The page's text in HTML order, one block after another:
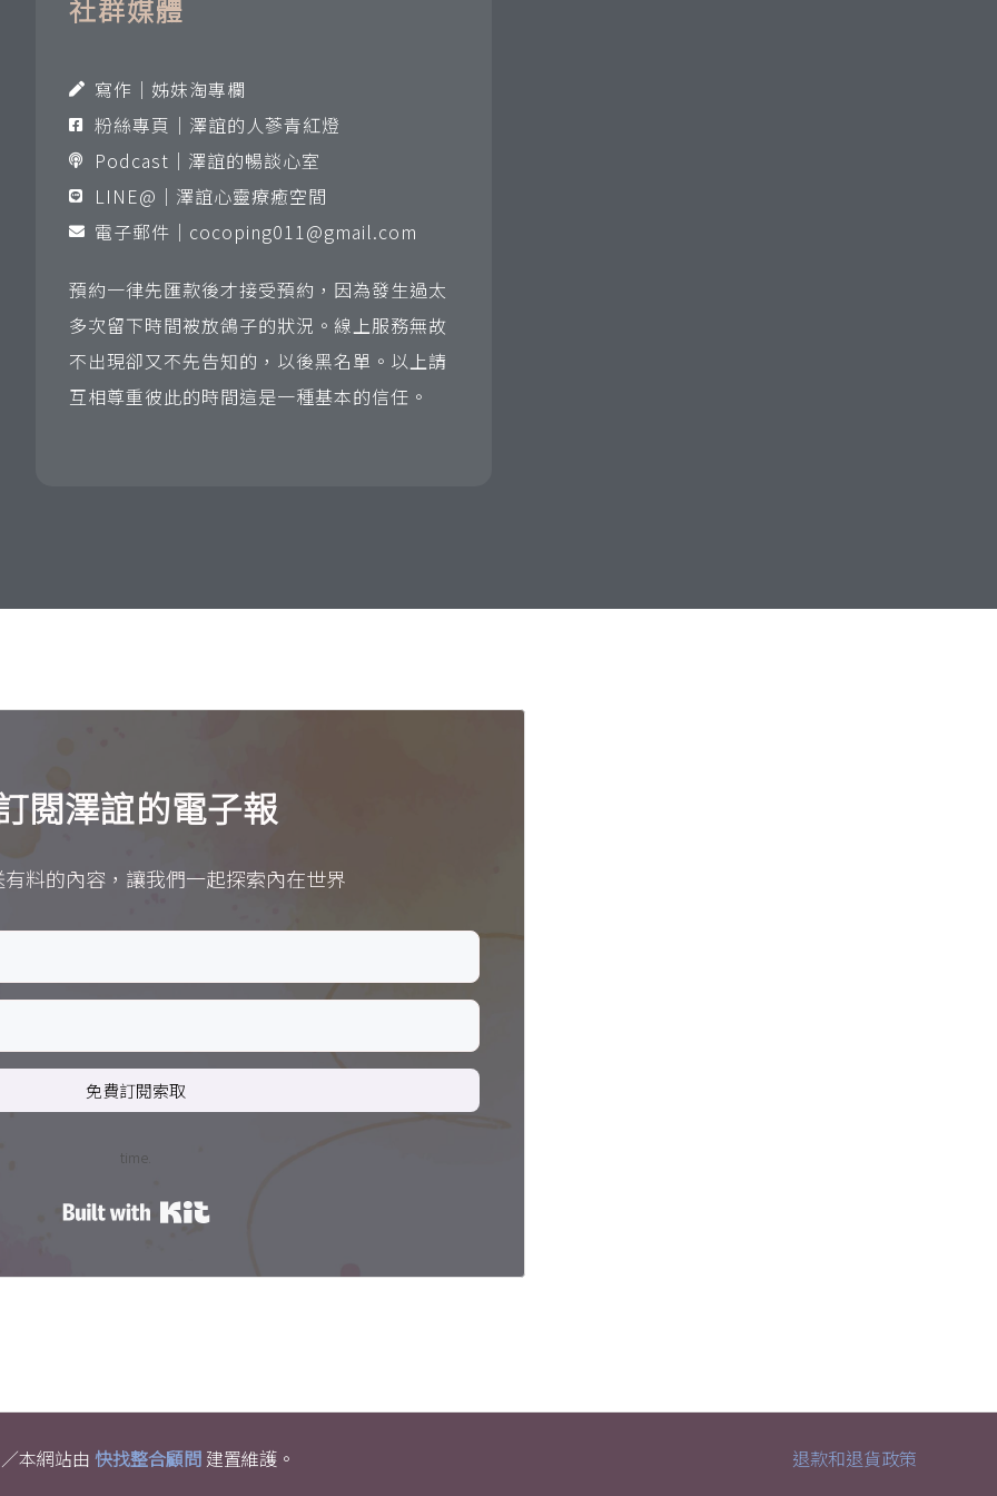
社群媒體
寫作｜姊妹淘專欄
粉絲專頁｜澤誼的人蔘青紅燈
Podcast｜澤誼的暢談心室
LINE@｜澤誼心靈療癒空間
電子郵件｜ cocoping011@gmail.com
預約一律先匯款後才接受預約，因為發生過太
多次留下時間被放鴿子的狀況。線上服務無故
不出現卻又不先告知的，以後黑名單。以上請
互相尊重彼此的時間這是一種基本的信任。
閱澤誼的電子報
料的內容，讓我們一起探索內在世界
免費訂閱索取
time.
Built with Kit
本網站由 快找整合顧問 建置維護。 退款和退貨政策